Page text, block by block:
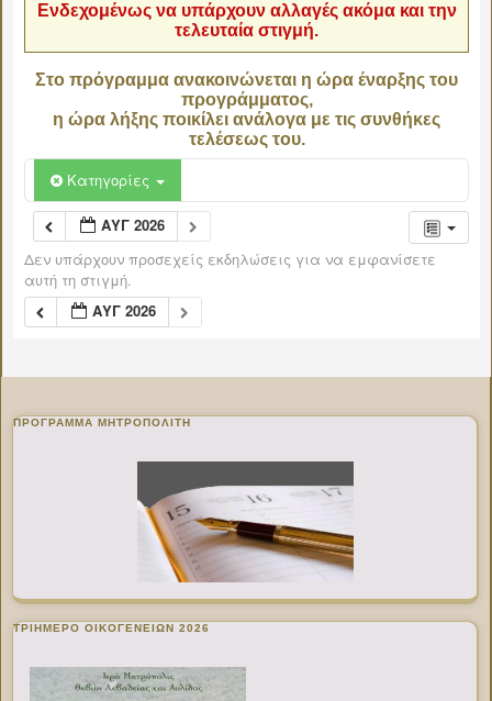
Ενδεχομένως να υπάρχουν αλλαγές ακόμα και την
τελευταία στιγμή.
Στο πρόγραμμα ανακοινώνεται η ώρα έναρξης του
προγράμματος,
η ώρα λήξης ποικίλει ανάλογα με τις συνθήκες
τελέσεως του.
Κατηγορίες
ΑΥΓ 2026
Δεν υπάρχουν προσεχείς εκδηλώσεις για να εμφανίσετε
αυτή τη στιγμή.
ΑΥΓ 2026
ΠΡΌΓΡΑΜΜΑ ΜΗΤΡΟΠΟΛΊΤΗ
ΤΡΙΗΜΕΡΟ ΟΙΚΟΓΕΝΕΙΩΝ 2026